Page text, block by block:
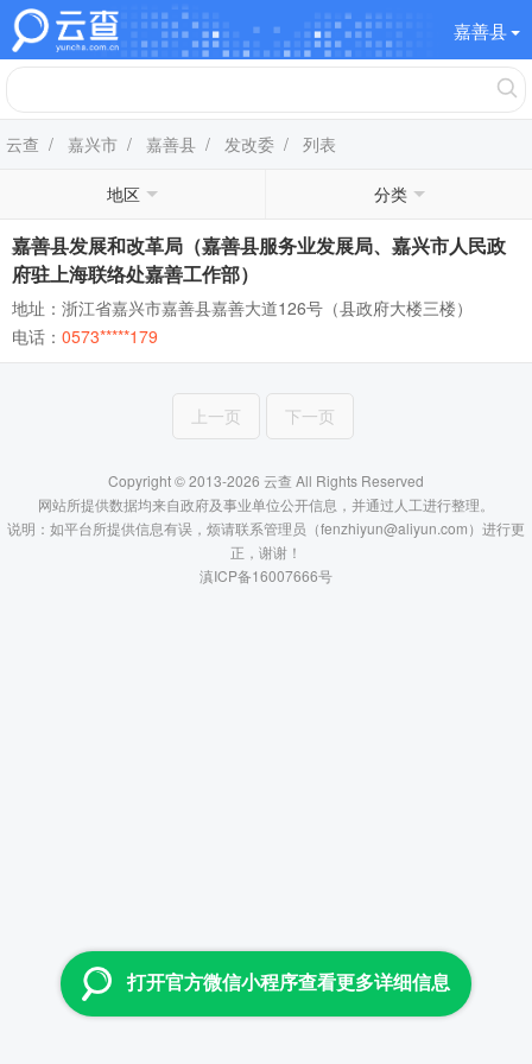
嘉善县
云查 / 嘉兴市 / 嘉善县 / 发改委 / 列表
地区 分类
嘉善县发展和改革局（嘉善县服务业发展局、嘉兴市人民政
府驻上海联络处嘉善工作部）
地址：浙江省嘉兴市嘉善县嘉善大道126号（县政府大楼三楼）
电话： 0573*****179
上一页 下一页
Copyright © 2013-2026 云查 All Rights Reserved
网站所提供数据均来自政府及事业单位公开信息，并通过人工进行整理。
说明：如平台所提供信息有误，烦请联系管理员（fenzhiyun@aliyun.com）进行更
正，谢谢！
滇ICP备16007666号
打开官方微信小程序查看更多详细信息